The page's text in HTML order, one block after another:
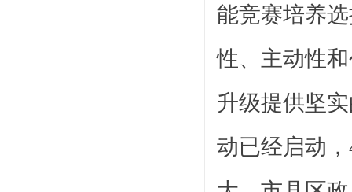
能竞赛培养
性、主动性
升级提供坚
动已经启动